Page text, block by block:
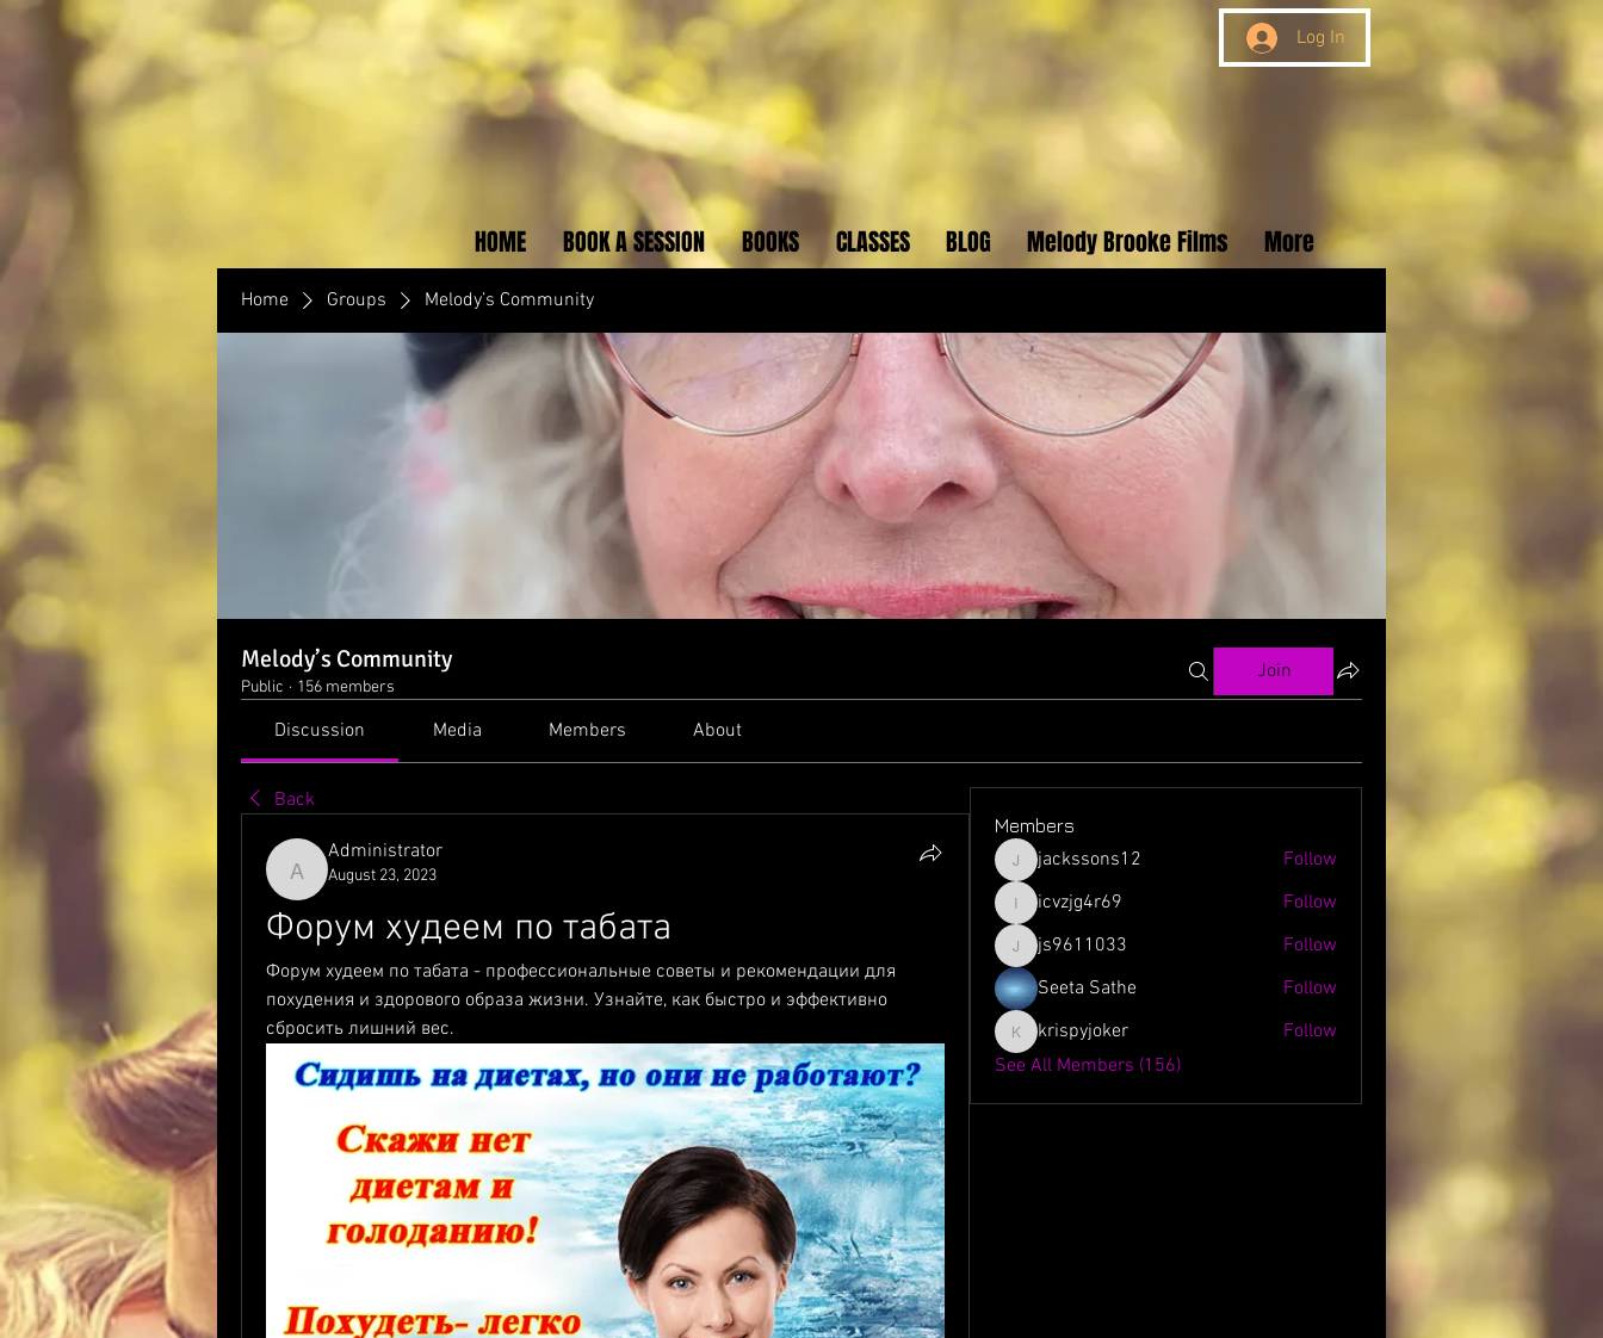
Log In
HOME BOOK A SESSION BOOKS CLASSES BLOG Melody Brooke Films More
Home Groups Melody’s Community
Melody’s Community
Public · 156 members
Join
Discussion Media Members About
Back
Administrator
Administrator
August 23, 2023
Форум худеем по табата
Форум худеем по табата - профессиональные советы и рекомендации для
похудения и здорового образа жизни. Узнайте, как быстро и эффективно
сбросить лишний вес.
Members
jackssons12
jackssons12 Follow
icvzjg4r69
icvzjg4r69 Follow
js9611033
js9611033
Follow
Seeta Sathe
Follow
krispyjoker
krispyjoker
Follow
See All Members (156)